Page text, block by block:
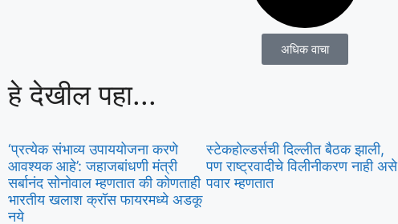
अधिक वाचा
हे देखील पहा...
‘प्रत्येक संभाव्य उपाययोजना करणे
आवश्यक आहे’: जहाजबांधणी मंत्री
सर्बानंद सोनोवाल म्हणतात की कोणताही
भारतीय खलाश क्रॉस फायरमध्ये अडकू
नये
स्टेकहोल्डर्सची दिल्लीत बैठक झाली,
पण राष्ट्रवादीचे विलीनीकरण नाही असे
पवार म्हणतात